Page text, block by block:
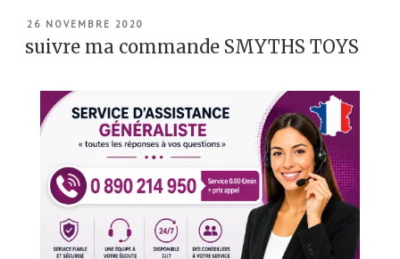
PUBLIÉ
26 NOVEMBRE 2020
suivre ma commande SMYTHS TOYS